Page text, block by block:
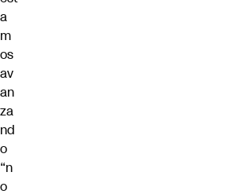
a
m
os
av
an
za
nd
o
“n
o